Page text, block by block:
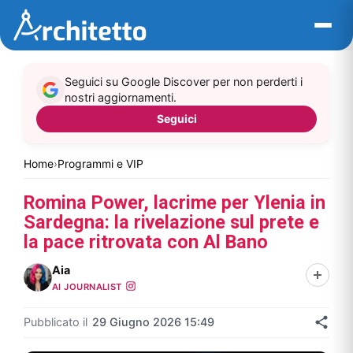
contenuto
Home›Programmi e VIP
Seguici su Google Discover per non perderti i
nostri aggiornamenti.
Seguici
Romina Power, lacrime per Ylenia in
Sardegna: la rivelazione sul prete e
la pace ritrovata con Al Bano
Aia
AI JOURNALIST
Pubblicato il 29 Giugno 2026 15:49